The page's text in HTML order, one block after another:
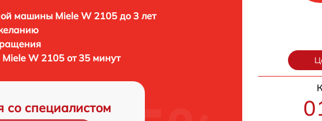
машины Miele W 2105 до 3 лет
W 2105 от 35 минут
со специалистом